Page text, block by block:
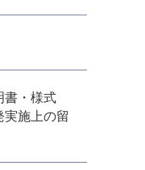
書・様式
実施上の留